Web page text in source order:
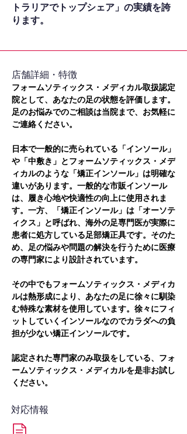
トラリアでトップシェア」の実績を誇
ります。
​店舗詳細・特徴
フォームソティックス・メディカル取扱認定
院として、あなたの足の状態を評価します。
足のお悩みでのご相談は当院まで、お気軽に
ご連絡ください。
日本で一般的に売られている「インソール」
や「中敷き」とフォームソティックス・メデ
ィカルのような「矯正インソール」は明確な
違いがあります。一般的な市販インソール
は、履き心地や快適性の向上に使用されま
す。一方、「矯正インソール」は「オーソテ
ィクス」と呼ばれ、海外の足専門医が実際に
患者に処方している足部矯正具です。そのた
め、足の悩みや問題の解決を行うために医療
の専門家により設計されています。
その中でもフォームソティックス・メディカ
ルは熱形成により、あなたの足に徐々に馴染
む特殊な素材を使用しています。徐々にフィ
ットしていくインソールなのでカラダへの負
担が少ない矯正インソールです。
認定された専門家のみ取扱をしている、フォ
ームソティックス・メディカルを是非お試し
ください。
対応情報